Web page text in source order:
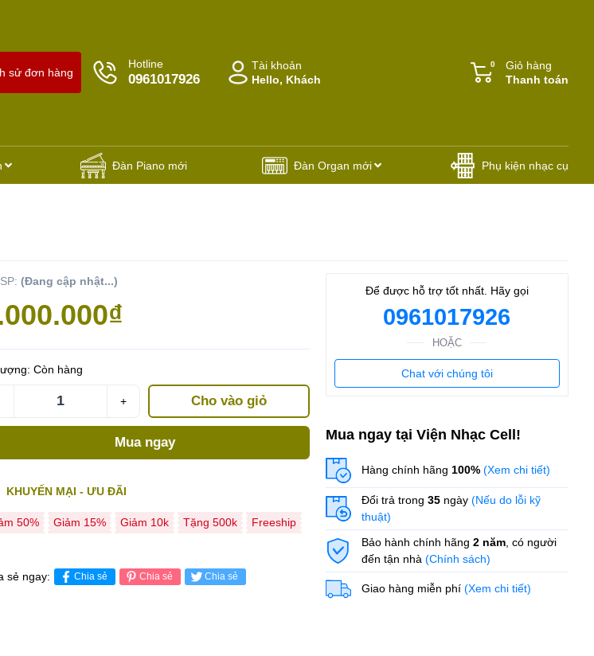
sử đơn hàng
Hotline
0961017926
Tài khoản
Hello, Khách
Giỏ hàng
Thanh toán
0
Đàn Piano mới Đàn Organ mới Phụ kiện nhạc cụ
(Đang cập nhật...)
Còn hàng
+ Cho vào giỏ
Mua ngay
KHUYẾN MẠI - ƯU ĐÃI
50% Giảm 15% Giảm 10k Tặng 500k Freeship
sẻ ngay: Chia sẻ Chia sẻ Chia sẻ
Để được hỗ trợ tốt nhất. Hãy gọi
0961017926
HOẶC
Chat với chúng tôi
Mua ngay tại Viện Nhạc Cell!
Hàng chính hãng 100% (Xem chi tiết)
Đổi trả trong 35ngày (Nếu do lỗi kỹ
thuật)
Bảo hành chính hãng 2 năm, có người
đến tận nhà (Chính sách)
Giao hàng miễn phí (Xem chi tiết)